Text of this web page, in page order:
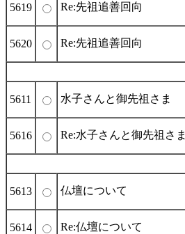
5619 Re:先祖追善回向
5620 Re:先祖追善回向
5611 水子さんと御先祖さま
5616 Re:水子さんと御先祖さま
5613 仏壇について
5614 Re:仏壇について